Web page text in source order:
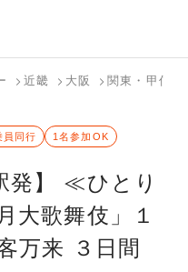
を探す
ら探す
す
近畿 大阪 関東・甲信
発】 ≪ひとり
大歌舞伎」１
万来 ３日間
員同行 1名参加OK